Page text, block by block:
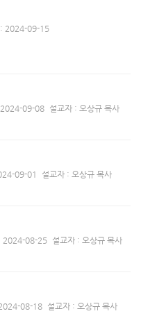
: 2024-09-15
2024-09-08 설교자 : 오상규 목사
09-01 설교자 : 오상규 목사
2024-08-25 설교자 : 오상규 목사
08-18 설교자 : 오상규 목사